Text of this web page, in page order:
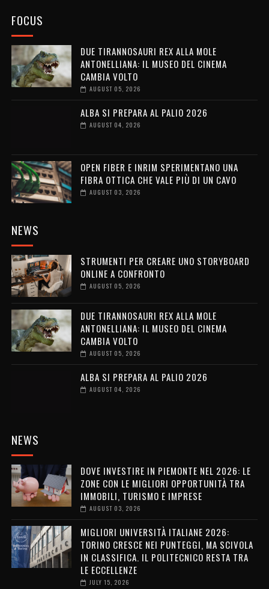
FOCUS
DUE TIRANNOSAURI REX ALLA MOLE
ANTONELLIANA: IL MUSEO DEL CINEMA
CAMBIA VOLTO
AUGUST 05, 2026
ALBA SI PREPARA AL PALIO 2026
AUGUST 04, 2026
OPEN FIBER E INRIM SPERIMENTANO UNA
FIBRA OTTICA CHE VALE PIÙ DI UN CAVO
AUGUST 03, 2026
NEWS
STRUMENTI PER CREARE UNO STORYBOARD
ONLINE A CONFRONTO
AUGUST 05, 2026
DUE TIRANNOSAURI REX ALLA MOLE
ANTONELLIANA: IL MUSEO DEL CINEMA
CAMBIA VOLTO
AUGUST 05, 2026
ALBA SI PREPARA AL PALIO 2026
AUGUST 04, 2026
NEWS
DOVE INVESTIRE IN PIEMONTE NEL 2026: LE
ZONE CON LE MIGLIORI OPPORTUNITÀ TRA
IMMOBILI, TURISMO E IMPRESE
AUGUST 03, 2026
MIGLIORI UNIVERSITÀ ITALIANE 2026:
TORINO CRESCE NEI PUNTEGGI, MA SCIVOLA
IN CLASSIFICA. IL POLITECNICO RESTA TRA
LE ECCELLENZE
JULY 15, 2026